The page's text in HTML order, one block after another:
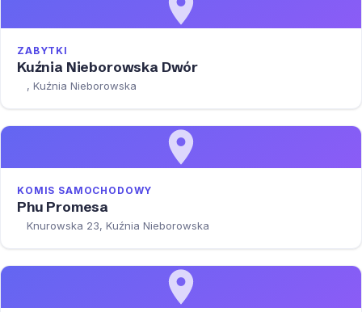
ZABYTKI
Kuźnia Nieborowska Dwór
, Kuźnia Nieborowska
KOMIS SAMOCHODOWY
Phu Promesa
Knurowska 23, Kuźnia Nieborowska